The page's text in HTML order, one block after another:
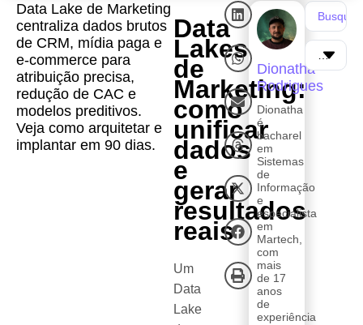
Data Lake de Marketing
centraliza dados brutos
de CRM, mídia paga e
e-commerce para
atribuição precisa,
redução de CAC e
modelos preditivos.
Veja como arquitetar e
implantar em 90 dias.
Data
Lakes
de
Marketing:
como
unificar
dados
e
gerar
resultados
reais
Um
Data
Lake
Dionatha
Rodrigues
Dionatha
é
bacharel
em
Sistemas
de
Informação
e
especialista
em
Martech,
com
mais
de 17
anos
de
experiência